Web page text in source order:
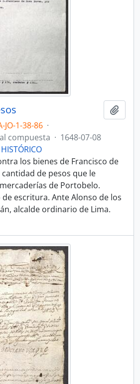
JO-1-38-86 ·
compuesta · 1648-07-08
los bienes de Francisco de
cantidad de pesos que le
de Portobelo.
escritura. Ante Alonso de los
alcalde ordinario de Lima.